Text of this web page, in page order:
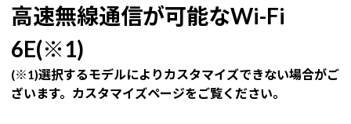
高速無線通信が可能なWi-Fi
6E(※1)
(※1)選択するモデルによりカスタマイズできない場合がご
ざいます。カスタマイズページをご覧ください。